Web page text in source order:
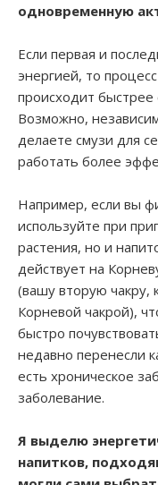
одновременную
Если первая и
энергией, то
происходит быстрее
Возможно,
делаете смузи для
работать более
Например, если вы
используйте при
растения, но и
действует на
(вашу вторую чакру,
Корневой чакрой),
быстро
недавно перенесли
есть хроническое
заболевание.
Я выделю
напитков,